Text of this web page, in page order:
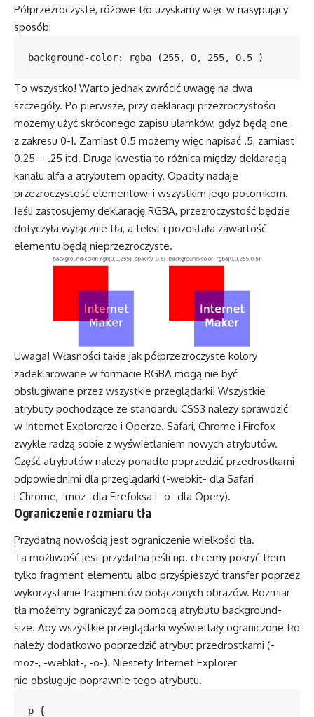
Półprzezroczyste, różowe tło uzyskamy więc w nasypujący
sposób:
To wszystko! Warto jednak zwrócić uwagę na dwa
szczegóły. Po pierwsze, przy deklaracji przezroczystości
możemy użyć skróconego zapisu ułamków, gdyż będą one
z zakresu 0-1. Zamiast 0.5 możemy więc napisać .5, zamiast
0.25 – .25 itd. Druga kwestia to różnica między deklaracją
kanału alfa a atrybutem opacity. Opacity nadaje
przezroczystość elementowi i wszystkim jego potomkom.
Jeśli zastosujemy deklarację RGBA, przezroczystość będzie
dotyczyła wyłącznie tła, a tekst i pozostała zawartość
elementu będą nieprzezroczyste.
Uwaga! Własności takie jak półprzezroczyste kolory
zadeklarowane w formacie RGBA mogą nie być
obsługiwane przez wszystkie przeglądarki! Wszystkie
atrybuty pochodzące ze standardu CSS3 należy sprawdzić
w Internet Explorerze i Operze. Safari, Chrome i Firefox
zwykle radzą sobie z wyświetlaniem nowych atrybutów.
Część atrybutów należy ponadto poprzedzić przedrostkami
odpowiednimi dla przeglądarki (-webkit- dla Safari
i Chrome, -moz- dla Firefoksa i -o- dla Opery).
Ograniczenie rozmiaru tła
Przydatną nowością jest ograniczenie wielkości tła.
Ta możliwość jest przydatna jeśli np. chcemy pokryć tłem
tylko fragment elementu albo przyśpieszyć transfer poprzez
wykorzystanie fragmentów połączonych obrazów. Rozmiar
tła możemy ograniczyć za pomocą atrybutu background-
size. Aby wszystkie przeglądarki wyświetlały ograniczone tło
należy dodatkowo poprzedzić atrybut przedrostkami (-
moz-, -webkit-, -o-). Niestety Internet Explorer
nie obsługuje poprawnie tego atrybutu.
p {